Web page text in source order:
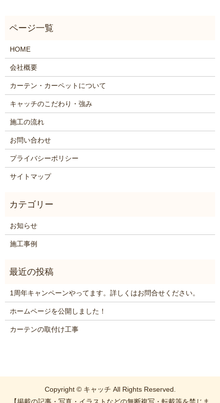
HOME
会社概要
カーテン・カーペットについて
キャッチのこだわり・強み
施工の流れ
お問い合わせ
プライバシーポリシー
サイトマップ
お知らせ
施工事例
1周年キャンペーンやってます。詳しくはお問合せください。
ホームページを公開しました！
カーテンの取付け工事
Copyright © キャッチ All Rights Reserved.
【掲載の記事・写真・イラストなどの無断複写・転載等を禁じま